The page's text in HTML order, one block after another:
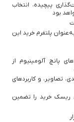
پیچیده، انتخاب
بود
پلتفرم خرید این
پانچ آلومینیوم از
تصاویر، و کاربردهای
ریسک خرید را تضمین